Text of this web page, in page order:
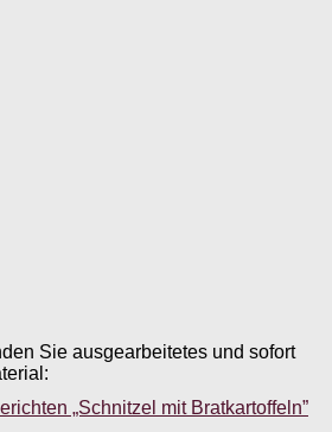
Sie ausgearbeitetes und sofort
„Schnitzel mit Bratkartoffeln”